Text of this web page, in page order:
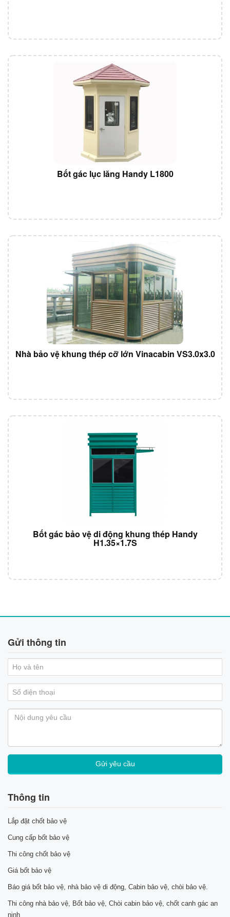
Bốt gác lục lăng Handy L1800
Nhà bảo vệ khung thép cỡ lớn Vinacabin VS3.0x3.0
Bốt gác bảo vệ di động khung thép Handy
H1.35×1.7S
Gửi thông tin
Thông tin
Lắp đặt chốt bảo vệ
Cung cấp bốt bảo vệ
Thi công chốt bảo vệ
Giá bốt bảo vệ
Báo giá bốt bảo vệ, nhà bảo vệ di động, Cabin bảo vệ, chòi bảo vệ.
Thi công nhà bảo vệ, Bốt bảo vệ, Chòi cabin bảo vệ, chốt canh gác an
ninh